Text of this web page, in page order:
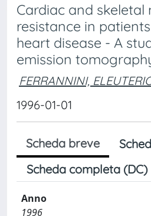
Cardiac and skeletal
resistance in
heart disease - A
emission
FERRANNINI,
1996-01-01
Scheda breve
Scheda completa (DC)
Anno
1996